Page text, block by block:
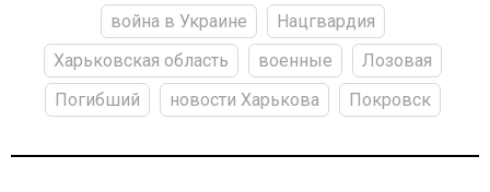
война в Украине
Нацгвардия
Харьковская область
военные
Лозовая
Погибший
новости Харькова Покровск